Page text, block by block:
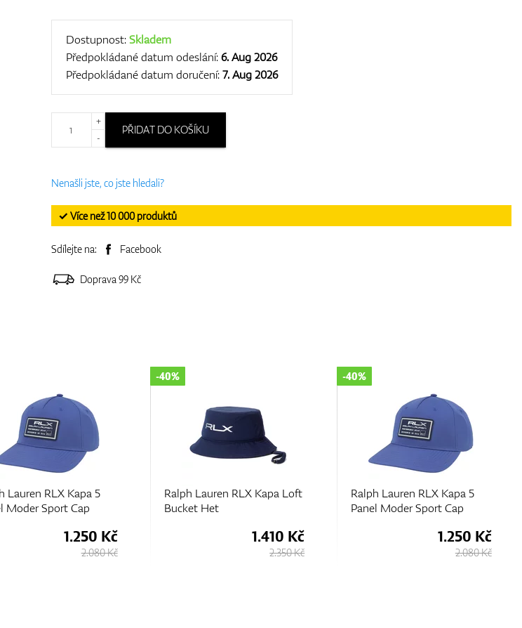
Dostupnost:Skladem
Předpokládané datum odeslání:6. Aug 2026
Předpokládané datum doručení:7. Aug 2026
+
-
PŘIDAT DO KOŠÍKU
Nenašli jste, co jste hledali?
✓ Více než 10 000 produktů
Sdílejte na: Facebook
Doprava 99 Kč
Ralph Lauren RLX Kapa Loft
Bucket Het
1.410 Kč
2.350 Kč
Ralph Lauren RLX Kapa 5
Panel Moder Sport Cap
1.250 Kč
2.080 Kč
Ralph Lauren RLX Kapa Loft
Bucket Het
1.410
2.350